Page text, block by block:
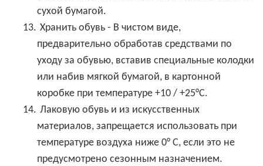
сухой бумагой.
13. Хранить обувь - В чистом виде,
предварительно обработав средствами по
уходу за обувью, вставив специальные колодки
или набив мягкой бумагой, в картонной
коробке при температуре +10 / +25°C.
14. Лаковую обувь и из искусственных
материалов, запрещается использовать при
температуре воздуха ниже 0° С, если это не
предусмотрено сезонным назначением.